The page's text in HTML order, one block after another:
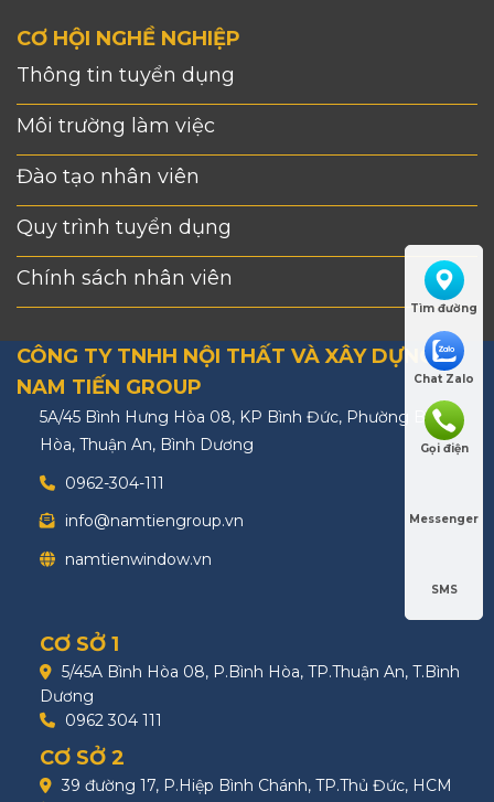
CƠ HỘI NGHỀ NGHIỆP
Thông tin tuyển dụng
Môi trường làm việc
Đào tạo nhân viên
Quy trình tuyển dụng
Chính sách nhân viên
CÔNG TY TNHH NỘI THẤT VÀ XÂY DỰNG
NAM TIẾN GROUP
5A/45 Bình Hưng Hòa 08, KP Bình Đức, Phường Bình
Hòa, Thuận An, Bình Dương
0962-304-111
info@namtiengroup.vn
namtienwindow.vn
CƠ SỞ 1
5/45A Bình Hòa 08, P.Bình Hòa, TP.Thuận An, T.Bình
Dương
0962 304 111
CƠ SỞ 2
39 đường 17, P.Hiệp Bình Chánh, TP.Thủ Đức, HCM
Tìm đường
Chat Zalo
Gọi điện
Messenger
SMS